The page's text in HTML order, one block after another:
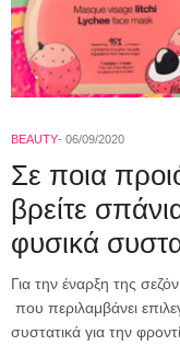
BEAUTY 06/09/2020
Σε ποια
βρείτε
φυσικά
Για την έναρξη της
που περιλαμβάνει
συστατικά για την